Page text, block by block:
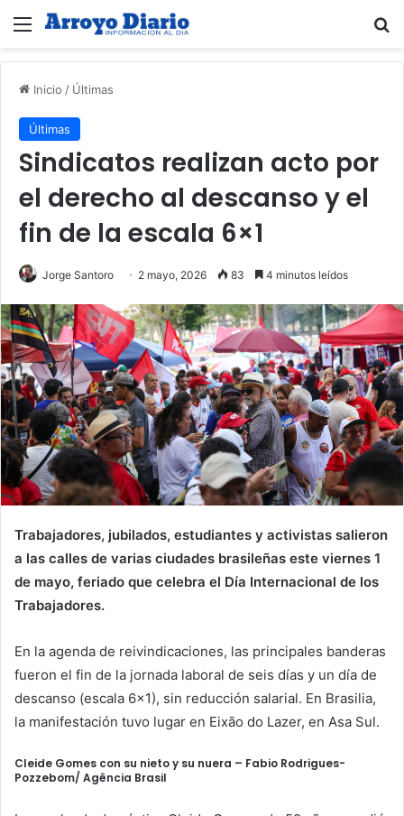
Menú
Inicio / Últimas
Últimas
Sindicatos realizan acto por
el derecho al descanso y el
fin de la escala 6×1
Jorge Santoro 2 mayo, 2026 83 4 minutos leídos
Trabajadores, jubilados, estudiantes y activistas salieron
a las calles de varias ciudades brasileñas este viernes 1
de mayo, feriado que celebra el Día Internacional de los
Trabajadores.
En la agenda de reivindicaciones, las principales banderas
fueron el fin de la jornada laboral de seis días y un día de
descanso (escala 6×1), sin reducción salarial. En Brasilia,
la manifestación tuvo lugar en Eixão do Lazer, en Asa Sul.
Cleide Gomes con su nieto y su nuera – Fabio Rodrigues-
Pozzebom/ Agência Brasil